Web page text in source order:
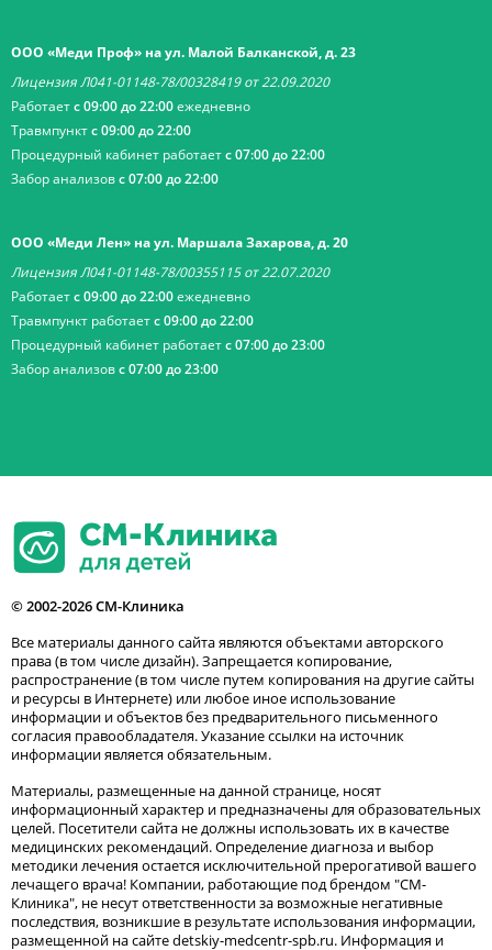
ООО «Меди Проф» на ул. Малой Балканской, д. 23
Лицензия Л041-01148-78/00328419 от 22.09.2020
Работаетс 09:00 до 22:00ежедневно
Травмпунктс 09:00 до 22:00
Процедурный кабинет работаетс 07:00 до 22:00
Забор анализовс 07:00 до 22:00
ООО «Меди Лен» на ул. Маршала Захарова, д. 20
Лицензия Л041-01148-78/00355115 от 22.07.2020
Работаетс 09:00 до 22:00ежедневно
Травмпункт работаетс 09:00 до 22:00
Процедурный кабинет работаетс 07:00 до 23:00
Забор анализовс 07:00 до 23:00
© 2002-2026 СМ-Клиника
Все материалы данного сайта являются объектами авторского
права (в том числе дизайн). Запрещается копирование,
распространение (в том числе путем копирования на другие сайты
и ресурсы в Интернете) или любое иное использование
информации и объектов без предварительного письменного
согласия правообладателя. Указание ссылки на источник
информации является обязательным.
Материалы, размещенные на данной странице, носят
информационный характер и предназначены для образовательных
целей. Посетители сайта не должны использовать их в качестве
медицинских рекомендаций. Определение диагноза и выбор
методики лечения остается исключительной прерогативой вашего
лечащего врача! Компании, работающие под брендом "СМ-
Клиника", не несут ответственности за возможные негативные
последствия, возникшие в результате использования информации,
размещенной на сайте detskiy-medcentr-spb.ru. Информация и